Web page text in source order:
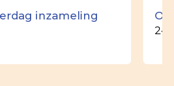
inzameling
24